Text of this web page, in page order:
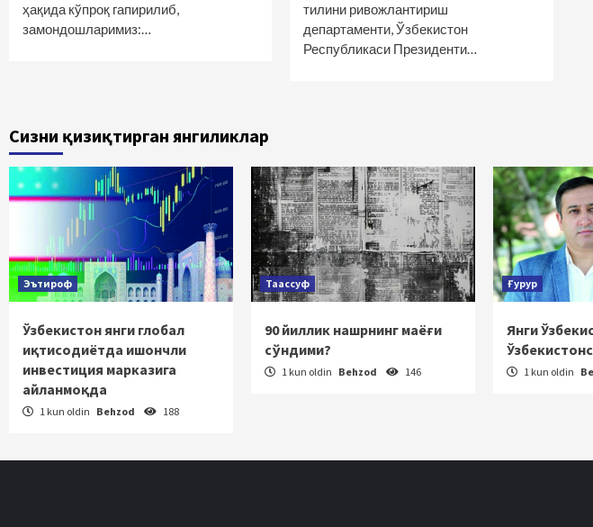
ҳақида кўпроқ гапирилиб,
замондошларимиз:…
тилини ривожлантириш
департаменти, Ўзбекистон
Республикаси Президенти…
Сизни қизиқтирган янгиликлар
Эътироф
Ўзбекистон янги глобал
иқтисодиётда ишончли
инвестиция марказига
айланмоқда
1 kun oldin Behzod 188
Таассуф
90 йиллик нашрнинг маёғи
сўндими?
1 kun oldin Behzod 146
Ғурур
Янги
1 kun oldin